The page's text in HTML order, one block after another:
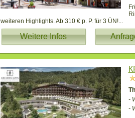
weiteren Highlights. Ab 310 € p. P. für 3 ÜN!...
Weitere Infos
-
-